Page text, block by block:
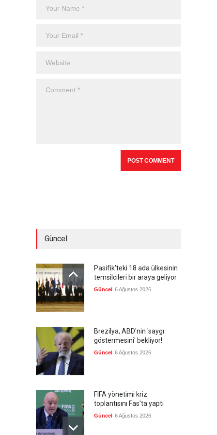
Güncel
Pasifik'teki 18 ada ülkesinin
temsilcileri bir araya geliyor
Güncel 6 Ağustos 2026
Brezilya, ABD'nin 'saygı
göstermesini' bekliyor!
Güncel 6 Ağustos 2026
FIFA yönetimi kriz
toplantısını Fas'ta yaptı
Güncel 6 Ağustos 2026